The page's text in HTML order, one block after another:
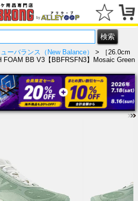
ューバランス（New Balance）
> ［26.0cm
FOAM BB V3【BBFRSFN3】Mosaic Green